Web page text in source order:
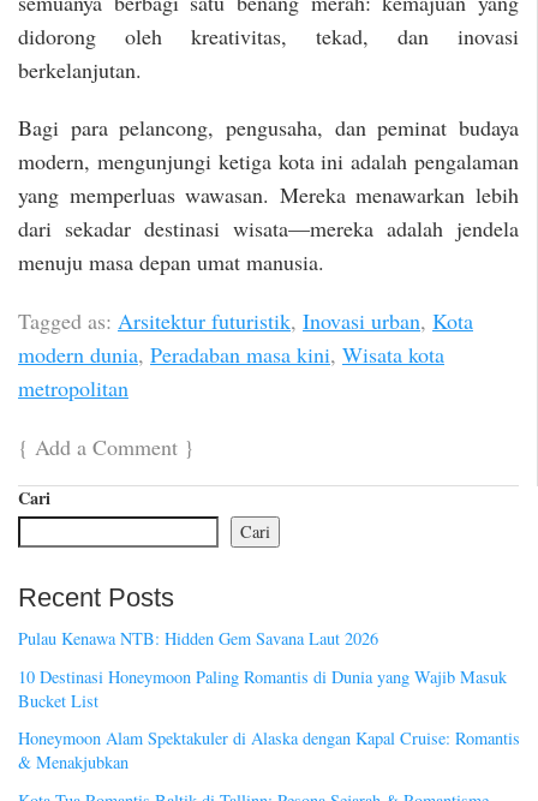
didorong oleh kreativitas, tekad, dan inovasi
berkelanjutan.
Bagi para pelancong, pengusaha, dan peminat budaya
modern, mengunjungi ketiga kota ini adalah pengalaman
yang memperluas wawasan. Mereka menawarkan lebih
dari sekadar destinasi wisata—mereka adalah jendela
menuju masa depan umat manusia.
Tagged as: Arsitektur futuristik, Inovasi urban, Kota
modern dunia, Peradaban masa kini, Wisata kota
metropolitan
{ Add a Comment }
Cari
Cari
Recent Posts
Pulau Kenawa NTB: Hidden Gem Savana Laut 2026
10 Destinasi Honeymoon Paling Romantis di Dunia yang Wajib Masuk
Bucket List
Honeymoon Alam Spektakuler di Alaska dengan Kapal Cruise: Romantis
& Menakjubkan